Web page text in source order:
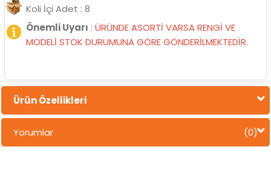
Koli İçi Adet : 8
Önemli Uyarı : ÜRÜNDE ASORTİ VARSA RENGİ VE
MODELİ STOK DURUMUNA GÖRE GÖNDERİLMEKTEDİR.
Ürün Özellikleri
Yorumlar (0)